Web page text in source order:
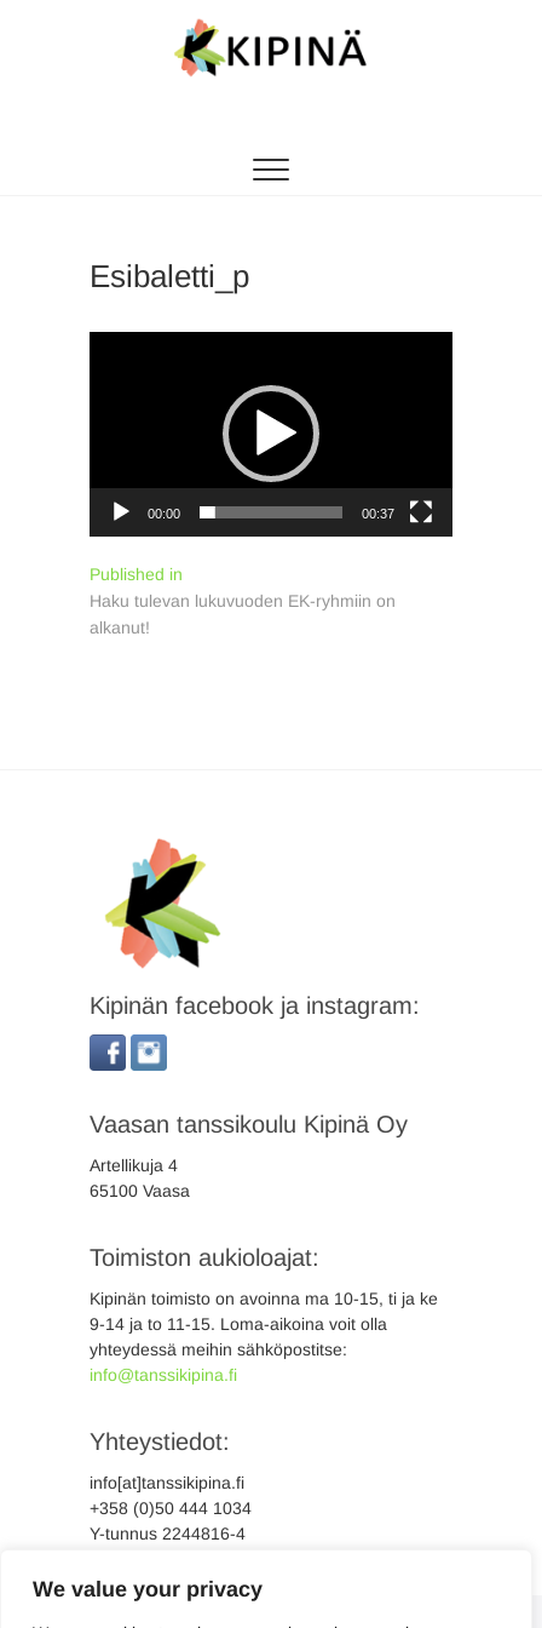
We value your privacy
Esibaletti_p
00:00 00:37
Artikkelien
selaus
Published in
Haku tulevan lukuvuoden EK-ryhmiin on
alkanut!
Kipinän facebook ja instagram:
Vaasan tanssikoulu Kipinä Oy
Artellikuja 4
65100 Vaasa
Toimiston aukioloajat:
Kipinän toimisto on avoinna ma 10-15, ti ja ke
9-14 ja to 11-15. Loma-aikoina voit olla
yhteydessä meihin sähköpostitse:
info@tanssikipina.fi
Yhteystiedot:
info[at]tanssikipina.fi
+358 (0)50 444 1034
Y-tunnus 2244816-4